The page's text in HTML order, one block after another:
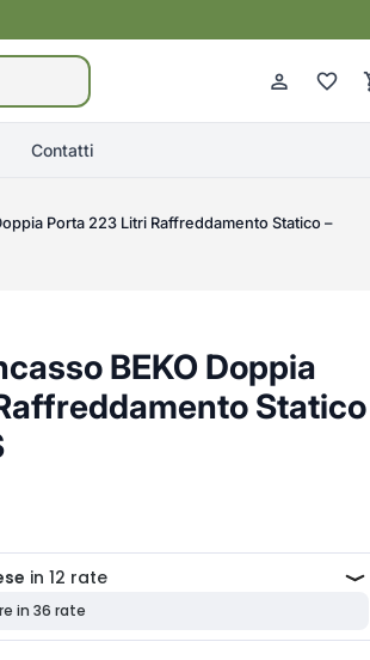
Contatti
Porta 223 Litri Raffreddamento Statico –
BEKO Doppia
Statico